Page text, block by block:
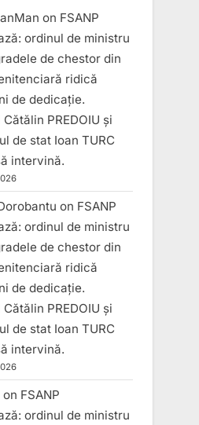
on FSANP
ordinul de ministru
de chestor din
ridică
de dedicație.
PREDOIU și
de stat Ioan TURC
intervină.
on FSANP
ordinul de ministru
de chestor din
ridică
de dedicație.
PREDOIU și
de stat Ioan TURC
intervină.
on FSANP
ordinul de ministru